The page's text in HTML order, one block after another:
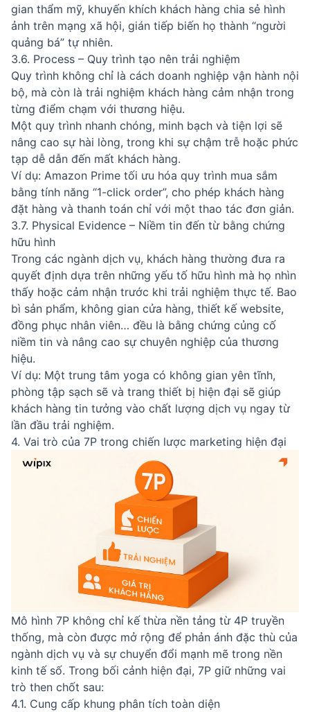
gian thẩm mỹ, khuyến khích khách hàng chia sẻ hình
ảnh trên mạng xã hội, gián tiếp biến họ thành “người
quảng bá” tự nhiên.
3.6. Process – Quy trình tạo nên trải nghiệm
Quy trình không chỉ là cách doanh nghiệp vận hành nội
bộ, mà còn là trải nghiệm khách hàng cảm nhận trong
từng điểm chạm với thương hiệu.
Một quy trình nhanh chóng, minh bạch và tiện lợi sẽ
nâng cao sự hài lòng, trong khi sự chậm trễ hoặc phức
tạp dễ dẫn đến mất khách hàng.
Ví dụ: Amazon Prime tối ưu hóa quy trình mua sắm
bằng tính năng “1-click order”, cho phép khách hàng
đặt hàng và thanh toán chỉ với một thao tác đơn giản.
3.7. Physical Evidence – Niềm tin đến từ bằng chứng
hữu hình
Trong các ngành dịch vụ, khách hàng thường đưa ra
quyết định dựa trên những yếu tố hữu hình mà họ nhìn
thấy hoặc cảm nhận trước khi trải nghiệm thực tế. Bao
bì sản phẩm, không gian cửa hàng, thiết kế website,
đồng phục nhân viên… đều là bằng chứng củng cố
niềm tin và nâng cao sự chuyên nghiệp của thương
hiệu.
Ví dụ: Một trung tâm yoga có không gian yên tĩnh,
phòng tập sạch sẽ và trang thiết bị hiện đại sẽ giúp
khách hàng tin tưởng vào chất lượng dịch vụ ngay từ
lần đầu trải nghiệm.
4. Vai trò của 7P trong chiến lược marketing hiện đại
Mô hình 7P không chỉ kế thừa nền tảng từ 4P truyền
thống, mà còn được mở rộng để phản ánh đặc thù của
ngành dịch vụ và sự chuyển đổi mạnh mẽ trong nền
kinh tế số. Trong bối cảnh hiện đại, 7P giữ những vai
trò then chốt sau:
4.1. Cung cấp khung phân tích toàn diện